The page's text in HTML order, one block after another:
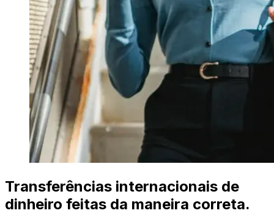
Transferências internacionais de
dinheiro feitas da maneira correta.